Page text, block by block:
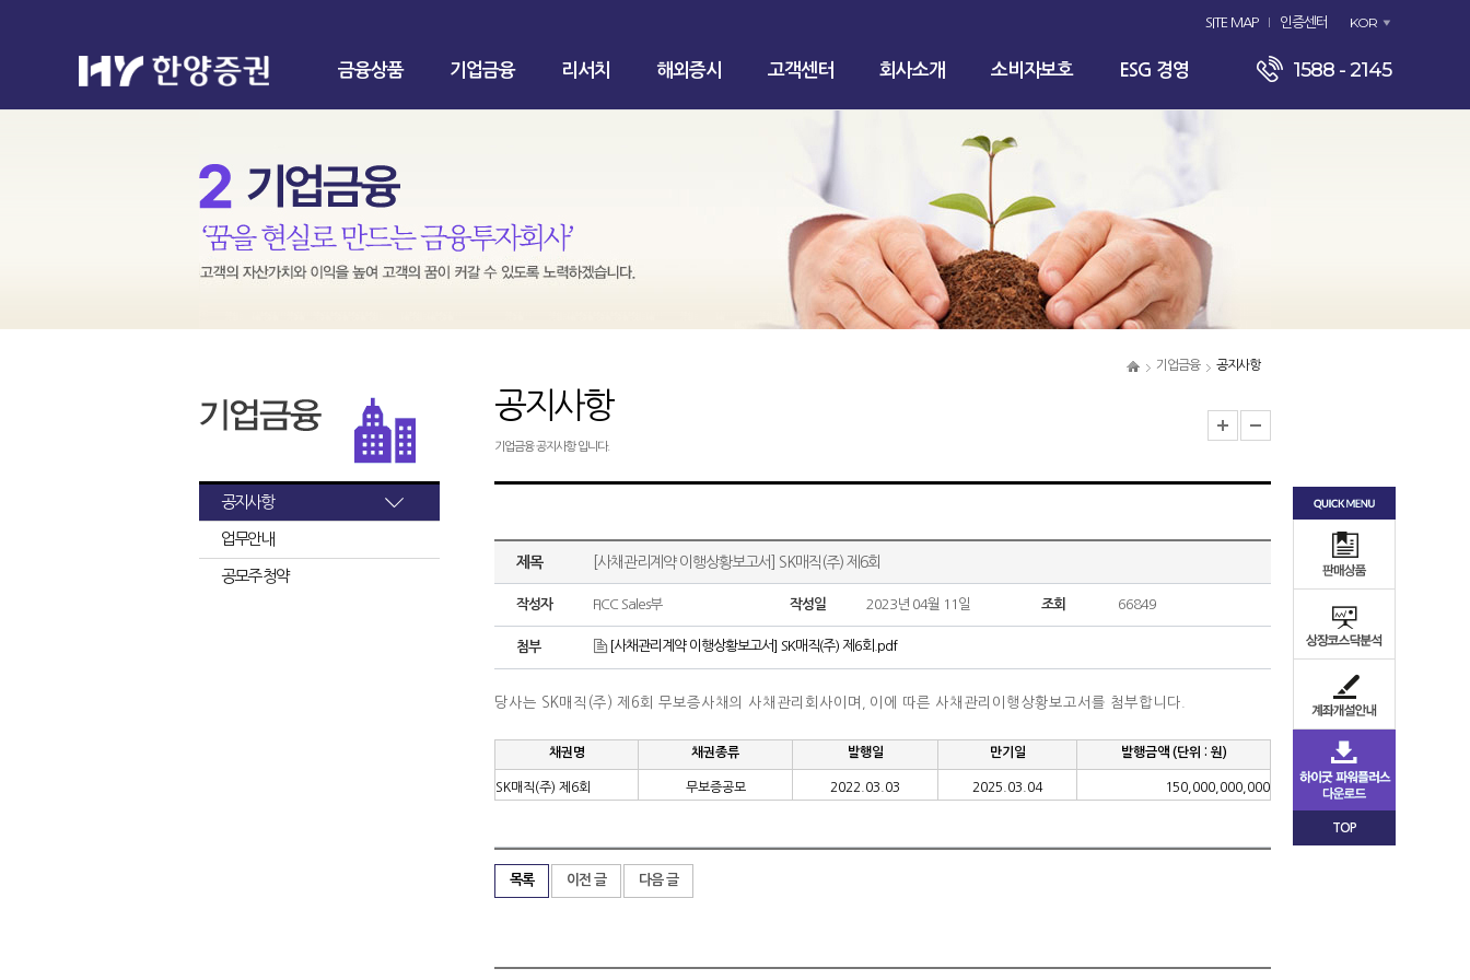
SITE MAP 인증센터 KOR
금융상품 기업금융 리서치 해외증시 고객센터 회사소개 소비자보호 ESG 경영 1588 - 2145
기업금융 공지사항
공지사항
업무안내
공모주 청약
공지사항
기업금융 공지사항 입니다.
제목 [사채관리계약 이행상황보고서] SK매직(주) 제6회
작성자 FICC Sales부 작성일 2023년 04월 11일 조회 66849
첨부 [사채관리계약 이행상황보고서] SK매직(주) 제6회.pdf
당사는 SK매직(주) 제6회 무보증사채의 사채관리회사이며 이에 따른 사채관리이행상황보고서를 첨부합니다
채권명 채권종류 발행일 만기일 발행금액(단위 : 원 )
SK매직(주) 제6회 무보증공모 2022.03.03 2025.03.04 150,000,000,000
목록 이전 글 다음 글
TOP